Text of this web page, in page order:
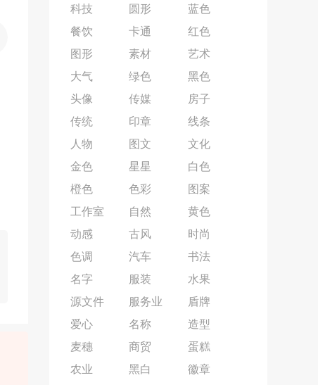
科技
圆形
蓝色
餐饮
卡通
红色
图形
素材
艺术
大气
绿色
黑色
头像
传媒
房子
传统
印章
线条
人物
图文
文化
金色
星星
白色
橙色
色彩
图案
工作室
自然
黄色
动感
古风
时尚
色调
汽车
书法
名字
服装
水果
源文件
服务业
盾牌
爱心
名称
造型
麦穗
商贸
蛋糕
农业
黑白
徽章